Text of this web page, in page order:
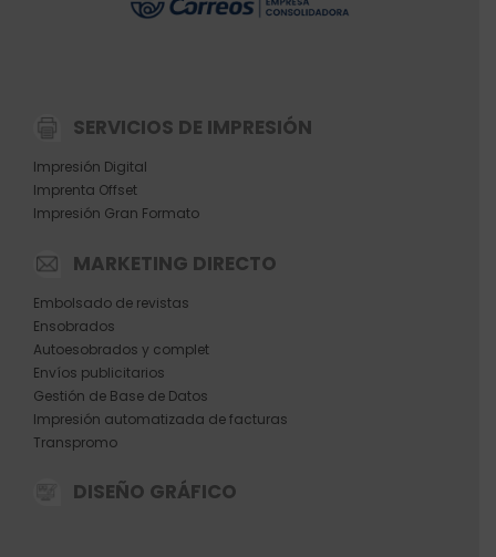
SERVICIOS DE IMPRESIÓN
Impresión Digital
Imprenta Offset
Impresión Gran Formato
MARKETING DIRECTO
Embolsado de revistas
Ensobrados
Autoesobrados y complet
Envíos publicitarios
Gestión de Base de Datos
Impresión automatizada de facturas
Transpromo
DISEÑO GRÁFICO